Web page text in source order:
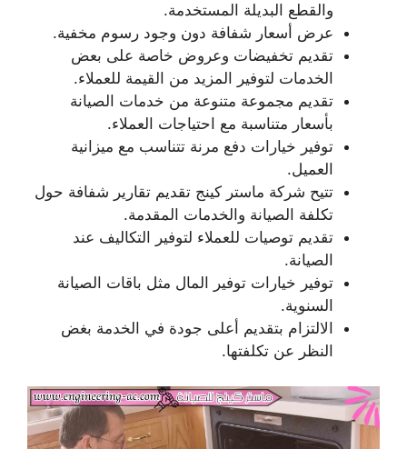
والقطع البديلة المستخدمة.
عرض أسعار شفافة دون وجود رسوم مخفية.
تقديم تخفيضات وعروض خاصة على بعض
الخدمات لتوفير المزيد من القيمة للعملاء.
تقديم مجموعة متنوعة من خدمات الصيانة
بأسعار متناسبة مع احتياجات العملاء.
توفير خيارات دفع مرنة تتناسب مع ميزانية
العميل.
تتيح شركة ماستر كينج تقديم تقارير شفافة حول
تكلفة الصيانة والخدمات المقدمة.
تقديم توصيات للعملاء لتوفير التكاليف عند
الصيانة.
توفير خيارات توفير المال مثل باقات الصيانة
السنوية.
الالتزام بتقديم أعلى جودة في الخدمة بغض
النظر عن تكلفتها.